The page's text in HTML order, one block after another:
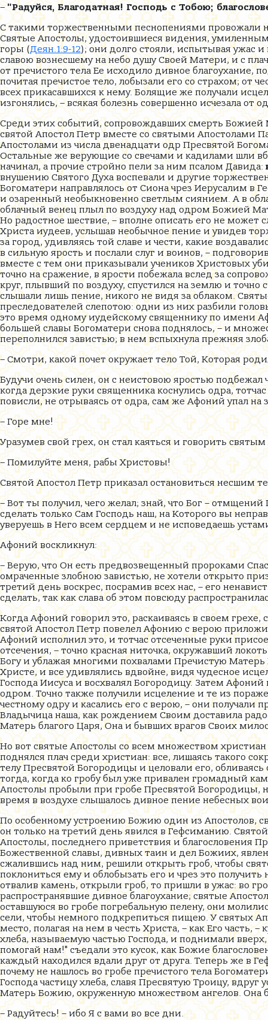
– "Радуйся, Благодатная! Господь с Тобою;
С такими торжественными песнопениями провожали
Святые Апостолы, удостоившиеся видения,
горы (Деян.1:9-12); они долго стояли, испытывая ужас
славою вознесшему на небо душу Своей Матери, и с
от пречистого тела Ее исходило дивное благоухание,
почитая пречистое тело, лобызали его со страхом;
всех прикасавшихся к нему. Болящие же получали
изгонялись, – всякая болезнь совершенно исчезала
Среди этих событий, сопровождавших смерть Божией
святой Апостол Петр вместе со святыми Апостолами
Апостолами из числа двенадцати одр Пресвятой
Остальные же верующие со свечами и кадилами шли
начинал, а прочие стройно пели за ним псалом Давида:
внушению Святого Духа воспевали и другие
Богоматери направлялось от Сиона чрез Иерусалим
и озаренный необыкновенно светлым сиянием. А в
облачный венец плыл по воздуху над одром Божией
Но радостное шествие, – вполне описать его не
Христа иудеев, услышав необычное пение и увидев
за город, удивляясь той славе и чести, какие
в сильную ярость и послали слуг и воинов, –
вместе с тем они приказывали учеников Христовых
точно на сражение, в ярости побежала вслед за
круг, плывший по воздуху, спустился на землю и
слышали лишь пение, никого не видя за облаком.
преследователей слепотою: одни из них разбили
это время одному иудейскому священнику по имени
большей славы Богоматери снова поднялось, – и
переполнился завистью; в нем вспыхнула прежняя
– Смотри, какой почет окружает тело Той, Которая
Будучи очень силен, он с неистовою яростью
когда дерзкие руки священника коснулись одра,
повисли, не отрываясь от одра, сам же Афоний упал на
– Горе мне!
Уразумев свой грех, он стал каяться и говорить
– Помилуйте меня, рабы Христовы!
Святой Апостол Петр приказал остановиться несшим
– Вот ты получил, чего желал; знай, что Бог – отмщений
сделать только Сам Господь наш, на Которого вы
уверуешь в Него всем сердцем и не исповедаешь
Афоний воскликнул:
– Верую, что Он есть предвозвещенный пророками
омраченные злобною завистью, не хотели открыто
третий день воскрес, посрамив всех нас, – его
сделать, так как слава об этом повсюду
Когда Афоний говорил это, раскаиваясь в своем
святой Апостол Петр повелел Афонию с верою
Афоний исполнил это, и тотчас отсеченные руки
отсечения, – точно красная ниточка, окружавший
Богу и ублажая многими похвалами Пречистую Матерь
Христе, и все удивлялись вдвойне, видя чудесное
Господа Иисуса и восхвалял Богородицу. Затем
одром. Точно также получили исцеление и те из
честному одру и касались его с верою, – они
Владычица наша, как рождением Своим доставила
Матерь благого Царя, Она и бывших врагов Своих
Но вот святые Апостолы со всем множеством
поднялся плач среди христиан: все, лишаясь такого
телу Пресвятой Богородицы и целовали его,
тогда, когда ко гробу был уже привален громадный
Апостолы пробыли при гробе Пресвятой Богородицы,
время в воздухе слышалось дивное пение небесных
По особенному устроению Божию один из Апостолов,
он только на третий день явился в Гефсиманию.
Апостолы, последнего приветствия и благословения
Божественной славы, дивных таин и дел Божиих,
сжалившись над ним, решили открыть гроб, чтобы
поклониться ему и облобызать его и чрез это
отвалив камень, открыли гроб, то пришли в ужас: во
распространявшие дивное благоухание; святые
оставшуюся во гробе погребальную пелену, они
сели, чтобы немного подкрепиться пищею. У святых
место, полагая на нем в честь Христа, – как Его часть,
хлеба, называемую частью Господа, и поднимали
помогай нам!" съедали это кусок, как Божие
каждый находился вдали друг от друга. Теперь же в
почему не нашлось во гробе пречистого тела
Господа частицу хлеба, славя Пресвятую Троицу,
Матерь Божию, окруженную множеством ангелов. Она
– Радуйтесь! – ибо Я с вами во все дни.